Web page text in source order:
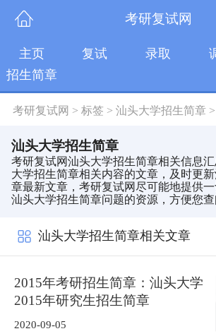
考研复试网
主页 复试 录取
招生简章
考研复试网 > 标签 > 汕头大学招生简章>
汕头大学招生简章
考研复试网汕头大学招生简章相关信息
大学招生简章相关内容的文章，及时更
章最新文章，考研复试网尽可能地提供
汕头大学招生简章问题的资源，方便您查
汕头大学招生简章相关文章
2015年考研招生简章：汕头大学
2015年研究生招生简章
2020-09-05